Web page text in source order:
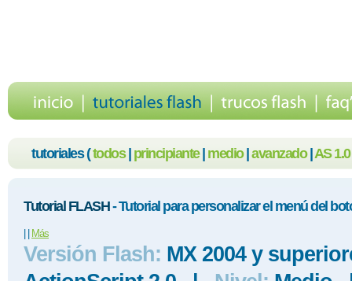
tutoriales (todos| principiante| medio| avanzado| AS 1.0
Tutorial FLASH- Tutorial para personalizar el menú del
Más
Versión Flash: MX 2004 y